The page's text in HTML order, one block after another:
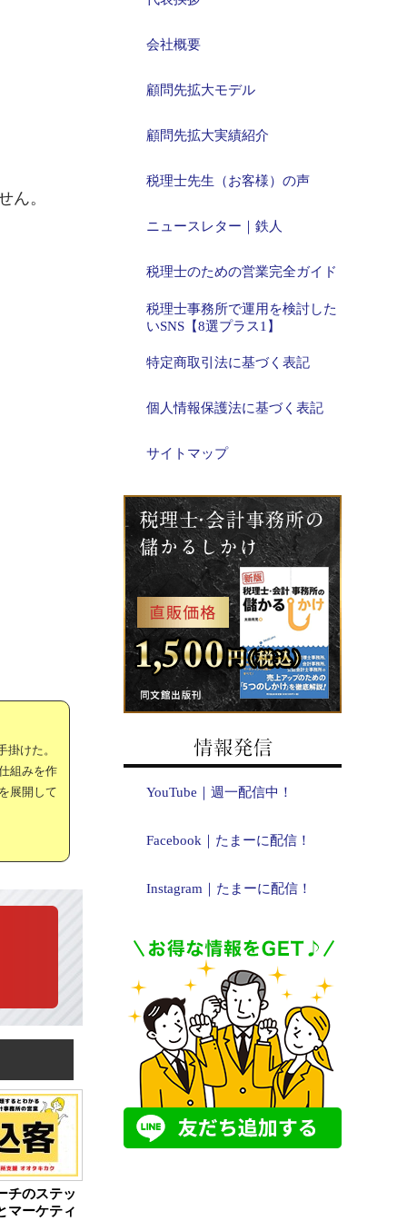
ん。
けた。
組みを作
展開して
チのステッ
マーケティ
会社概要
顧問先拡大モデル
顧問先拡大実績紹介
税理士先生（お客様）の声
ニュースレター｜鉄人
税理士のための営業完全ガイド
税理士事務所で運用を検討した
いSNS【8選プラス1】
特定商取引法に基づく表記
個人情報保護法に基づく表記
サイトマップ
YouTube｜週一配信中！
Facebook｜たまーに配信！
Instagram｜たまーに配信！